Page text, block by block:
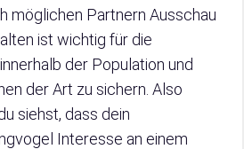
möglichen Partnern Ausschau
ist wichtig für die
der Population und
der Art zu sichern. Also
siehst, dass dein
Interesse an einem